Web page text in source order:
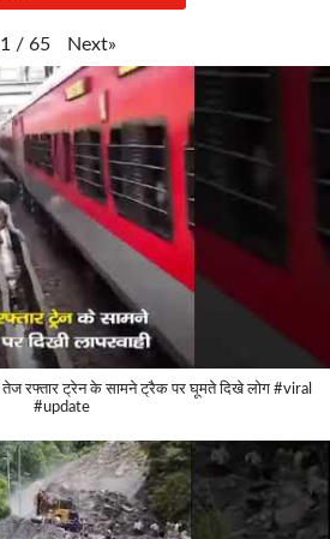
1 / 65 Next»
तेज रफ्तार ट्रेन के सामने ट्रैक पर घूमते दिखे लोग #viral
#update